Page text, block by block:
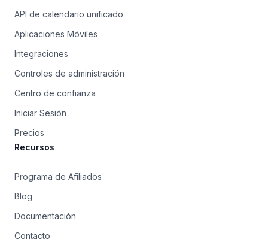
API de calendario unificado
Aplicaciones Móviles
Integraciones
Controles de administración
Centro de confianza
Iniciar Sesión
Precios
Recursos
Programa de Afiliados
Blog
Documentación
Contacto